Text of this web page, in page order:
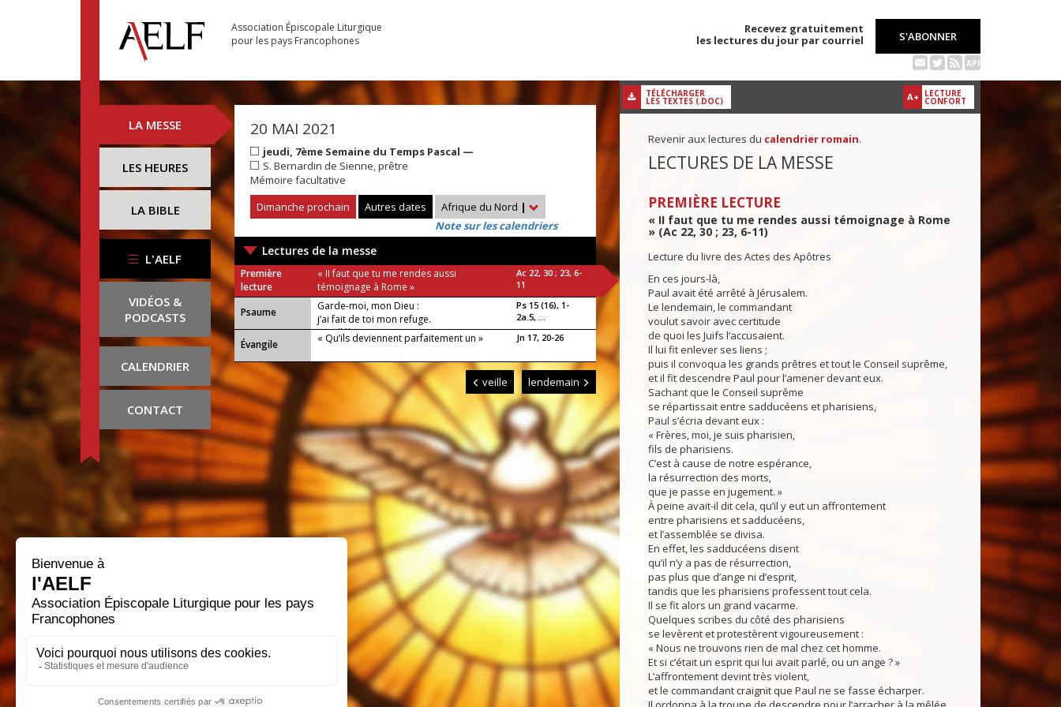
Association Épiscopale Liturgique
pour les pays Francophones
Recevez gratuitement
les lectures du jour par courriel
S'ABONNER
API
LA MESSE
LES HEURES
LA BIBLE
L'AELF
VIDÉOS &
PODCASTS
CALENDRIER
CONTACT
20 MAI 2021
jeudi, 7ème Semaine du Temps Pascal —
S. Bernardin de Sienne, prêtre
Mémoire facultative
Dimanche prochain
Autres dates Afrique du Nord |
Note sur les calendriers
Lectures de la messe
Première
lecture
« II faut que tu me rendes aussi
témoignage à Rome »
Ac 22, 30 ; 23, 6-
11
Psaume
Garde-moi, mon Dieu :
j’ai fait de toi mon refuge.
ou Alléluia !
Ps 15 (16), 1-
2a.5, ...
Évangile « Qu’ils deviennent parfaitement un » Jn 17, 20-26
veille lendemain
A+ LECTURE
CONFORT
TÉLÉCHARGER
LES TEXTES (.DOC)
Revenir aux lectures du calendrier romain.
LECTURES DE LA MESSE
PREMIÈRE LECTURE
« II faut que tu me rendes aussi témoignage à Rome
» (Ac 22, 30 ; 23, 6-11)
Lecture du livre des Actes des Apôtres
En ces jours-là,
Paul avait été arrêté à Jérusalem.
Le lendemain, le commandant
voulut savoir avec certitude
de quoi les Juifs l’accusaient.
Il lui fit enlever ses liens ;
puis il convoqua les grands prêtres et tout le Conseil suprême,
et il fit descendre Paul pour l’amener devant eux.
Sachant que le Conseil suprême
se répartissait entre sadducéens et pharisiens,
Paul s’écria devant eux :
« Frères, moi, je suis pharisien,
fils de pharisiens.
C’est à cause de notre espérance,
la résurrection des morts,
que je passe en jugement. »
À peine avait-il dit cela, qu’il y eut un affrontement
entre pharisiens et sadducéens,
et l’assemblée se divisa.
En effet, les sadducéens disent
qu’il n’y a pas de résurrection,
pas plus que d’ange ni d’esprit,
tandis que les pharisiens professent tout cela.
Il se fit alors un grand vacarme.
Quelques scribes du côté des pharisiens
se levèrent et protestèrent vigoureusement :
« Nous ne trouvons rien de mal chez cet homme.
Et si c’était un esprit qui lui avait parlé, ou un ange ? »
L’affrontement devint très violent,
et le commandant craignit que Paul ne se fasse écharper.